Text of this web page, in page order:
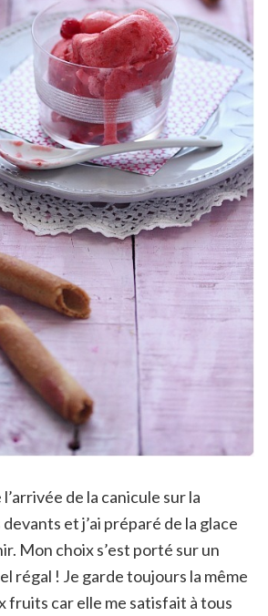
de la canicule sur la
devants et j’ai préparé de la glace
Mon choix s’est porté sur un
régal ! Je garde toujours la même
fruits car elle me satisfait à tous